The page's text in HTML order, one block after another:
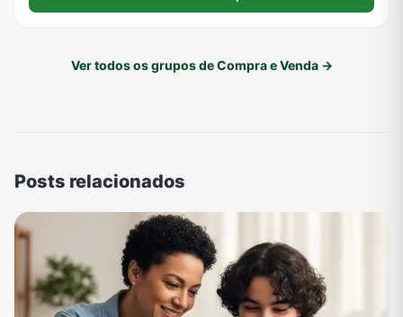
Ver todos os grupos de Compra e Venda →
Posts relacionados